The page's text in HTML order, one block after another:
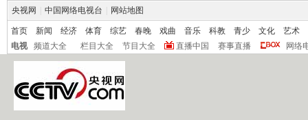
央视网 中国网络电视台 网站地图
首页 新闻 经济 体育 综艺 春晚 戏曲 音乐 科教 青少 文化
艺术
电视
频道大全 栏目大全 节目大全 直播中国 赛事直播 网络